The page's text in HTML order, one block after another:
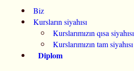
Biz
Kursların siyahısı
Kurslarımızın qısa siyahısı
Kurslarımızın tam siyahısı
Diplom